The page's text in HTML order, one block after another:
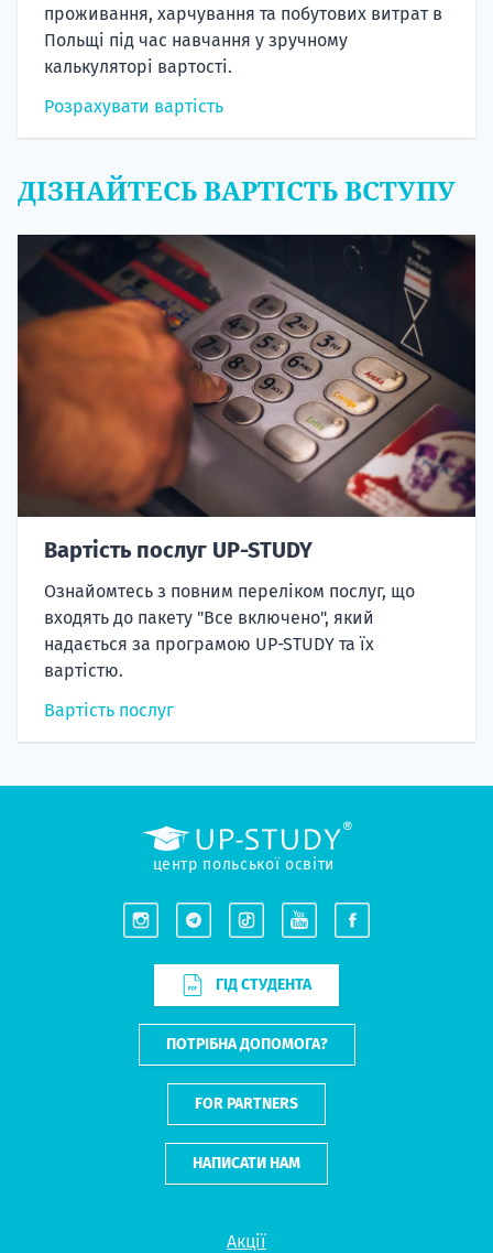
проживання, харчування та побутових витрат в
Польщі під час навчання у зручному
калькуляторі вартості.
Розрахувати вартість
ДІЗНАЙТЕСЬ ВАРТІСТЬ ВСТУПУ
Вартість послуг UP-STUDY
Ознайомтесь з повним переліком послуг, що
входять до пакету "Все включено", який
надається за програмою UP-STUDY та їх
вартістю.
Вартість послуг
Акції
центр польської освіти
ГІД СТУДЕНТА
ПОТРІБНА ДОПОМОГА?
FOR PARTNERS
НАПИСАТИ НАМ